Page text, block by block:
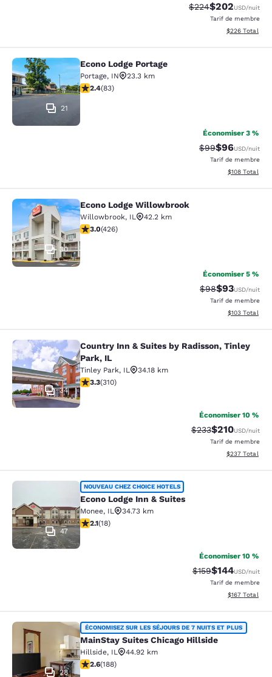
Tarif barré :
$224Tarif réduit :
$202USD/nuit
Tarif de membre
Afficher les
$226 Total
Econo Lodge Portage
21
Econo Lodge Portage
Portage, IN
23.3 km
2.35 étoiles. Moyen. 83 commentaires
2.4(83)
Économiser 3 %
Tarif barré :
$99Tarif réduit :
$96USD/nuit
Tarif de membre
Afficher les
$108 Total
Econo Lodge Willowbrook
30
Econo Lodge Willowbrook
Willowbrook, IL
42.2 km
2.99 étoiles. Moyen. 426 commentaires
3.0(426)
Économiser 5 %
Tarif barré :
$98Tarif réduit :
$93USD/nuit
Tarif de membre
Afficher les
$103 Total
Country Inn & Suites by Radisson,
34
Country Inn & Suites by Radisson, Tinley
Park, IL
Tinley Park, IL
34.18 km
3.32 étoiles. Bien. 310 commentaires
3.3(310)
Économiser 10 %
Tarif barré :
$233Tarif réduit :
$210USD/nuit
Tarif de membre
Afficher les
$237 Total
Econo Lodge Inn & Suites
47
NOUVEAU CHEZ CHOICE HOTELS
Econo Lodge Inn & Suites
Monee, IL
34.73 km
2.06 étoiles. Moyen. 18 commentaires
2.1(18)
Économiser 10 %
Tarif barré :
$159Tarif réduit :
$144USD/nuit
Tarif de membre
Afficher les
$167 Total
MainStay Suites Chicago Hillside
28
ÉCONOMISEZ SUR LES SÉJOURS DE 7 NUITS ET PLUS
MainStay Suites Chicago Hillside
Hillside, IL
44.92 km
2.63 étoiles. Moyen. 188 commentaires
2.6(188)